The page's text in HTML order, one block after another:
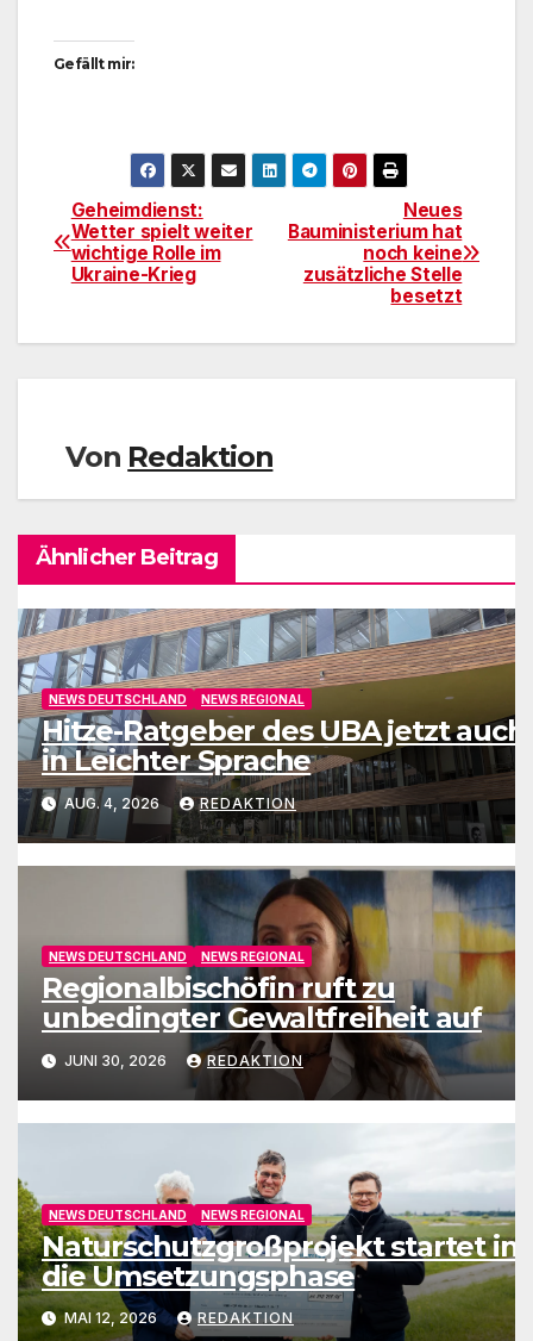
Gefällt mir:
Beitragsnavigation Neues
Bauministerium hat
noch keine
zusätzliche Stelle
besetzt
Geheimdienst:
Wetter spielt weiter
wichtige Rolle im
Ukraine-Krieg
Von Redaktion
Ähnlicher Beitrag
NEWS DEUTSCHLAND NEWS REGIONAL
Hitze-Ratgeber des UBA jetzt auch
in Leichter Sprache
AUG. 4, 2026 REDAKTION
NEWS DEUTSCHLAND NEWS REGIONAL
Regionalbischöfin ruft zu
unbedingter Gewaltfreiheit auf
JUNI 30, 2026 REDAKTION
NEWS DEUTSCHLAND NEWS REGIONAL
Naturschutzgroßprojekt startet in
die Umsetzungsphase
MAI 12, 2026 REDAKTION